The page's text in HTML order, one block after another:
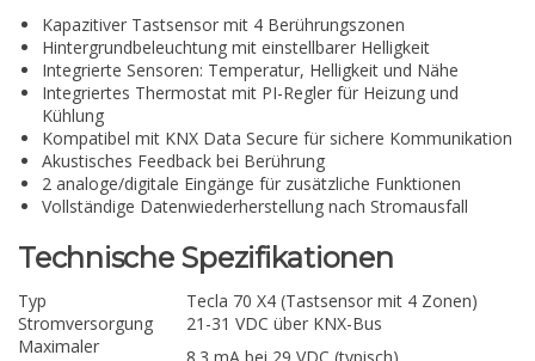
Kapazitiver Tastsensor mit 4 Berührungszonen
Hintergrundbeleuchtung mit einstellbarer Helligkeit
Integrierte Sensoren: Temperatur, Helligkeit und Nähe
Integriertes Thermostat mit PI-Regler für Heizung und
Kühlung
Kompatibel mit KNX Data Secure für sichere Kommunikation
Akustisches Feedback bei Berührung
2 analoge/digitale Eingänge für zusätzliche Funktionen
Vollständige Datenwiederherstellung nach Stromausfall
Technische Spezifikationen
Typ
Tecla 70 X4 (Tastsensor mit 4 Zonen)
Stromversorgung
21-31 VDC über KNX-Bus
Maximaler
8.3 mA bei 29 VDC (typisch)